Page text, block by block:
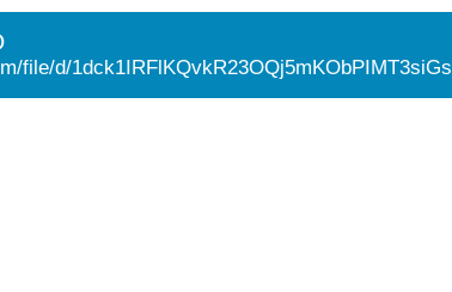
file/d/1dck1IRFlKQvkR23OQj5mKObPIMT3siGs